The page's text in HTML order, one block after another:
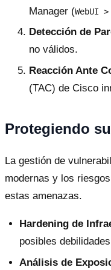
Manager (WebUI
Detección de
no válidos.
Reacción Ante
(TAC) de Cisco
Protegiendo
La gestión de
modernas y los
estas amenazas.
Hardening de
posibles
Análisis de